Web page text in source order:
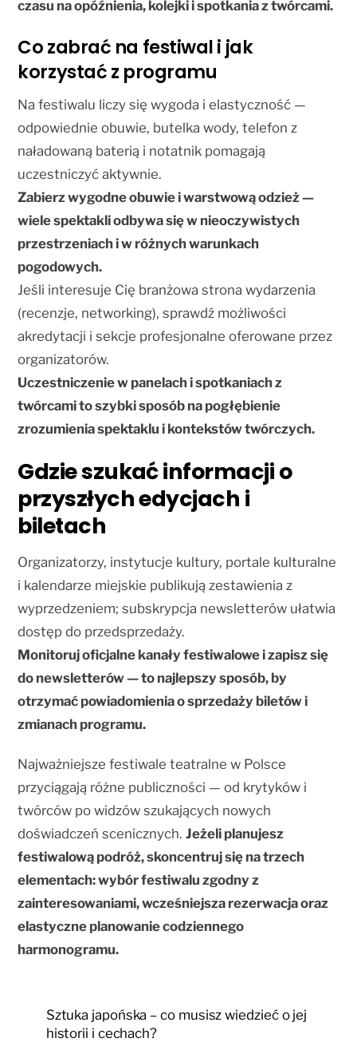
czasu na opóźnienia, kolejki i spotkania z twórcami.
Co zabrać na festiwal i jak
korzystać z programu
Na festiwalu liczy się wygoda i elastyczność —
odpowiednie obuwie, butelka wody, telefon z
naładowaną baterią i notatnik pomagają
uczestniczyć aktywnie.
Zabierz wygodne obuwie i warstwową odzież —
wiele spektakli odbywa się w nieoczywistych
przestrzeniach i w różnych warunkach
pogodowych.
Jeśli interesuje Cię branżowa strona wydarzenia
(recenzje, networking), sprawdź możliwości
akredytacji i sekcje profesjonalne oferowane przez
organizatorów.
Uczestniczenie w panelach i spotkaniach z
twórcami to szybki sposób na pogłębienie
zrozumienia spektaklu i kontekstów twórczych.
Gdzie szukać informacji o
przyszłych edycjach i
biletach
Organizatorzy, instytucje kultury, portale kulturalne
i kalendarze miejskie publikują zestawienia z
wyprzedzeniem; subskrypcja newsletterów ułatwia
dostęp do przedsprzedaży.
Monitoruj oficjalne kanały festiwalowe i zapisz się
do newsletterów — to najlepszy sposób, by
otrzymać powiadomienia o sprzedaży biletów i
zmianach programu.
Najważniejsze festiwale teatralne w Polsce
przyciągają różne publiczności — od krytyków i
twórców po widzów szukających nowych
doświadczeń scenicznych.Jeżeli planujesz
festiwalową podróż, skoncentruj się na trzech
elementach: wybór festiwalu zgodny z
zainteresowaniami, wcześniejsza rezerwacja oraz
elastyczne planowanie codziennego
harmonogramu.
Sztuka japońska – co musisz wiedzieć o jej
historii i cechach?